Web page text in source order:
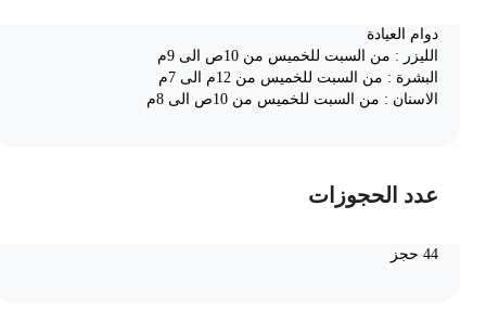
دوام العيادة
الليزر : من السبت للخميس من 10ص الى 9م
البشرة : من السبت للخميس من 12م الى 7م
الاسنان : من السبت للخميس من 10ص الى 8م
عدد الحجوزات